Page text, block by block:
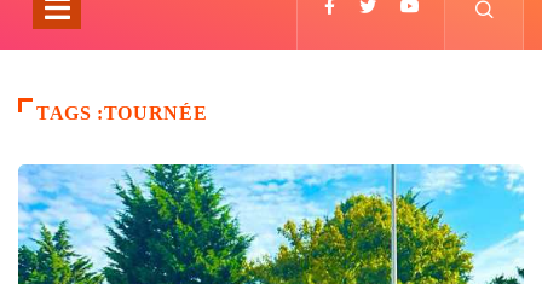
TAGS :TOURNÉE